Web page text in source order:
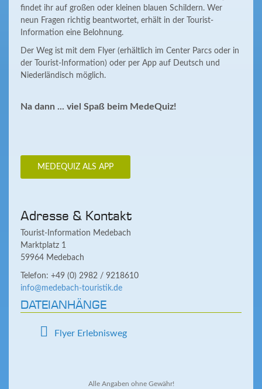
findet ihr auf großen oder kleinen blauen Schildern. Wer
neun Fragen richtig beantwortet, erhält in der Tourist-
Information eine Belohnung.
Der Weg ist mit dem Flyer (erhältlich im Center Parcs oder in
der Tourist-Information) oder per App auf Deutsch und
Niederländisch möglich.
Na dann ... viel Spaß beim MedeQuiz!
MEDEQUIZ ALS APP
Adresse & Kontakt
Tourist-Information Medebach
Marktplatz 1
59964 Medebach
Telefon: +49 (0) 2982 / 9218610
info@medebach-touristik.de
DATEIANHÄNGE
Flyer Erlebnisweg
Alle Angaben ohne Gewähr!